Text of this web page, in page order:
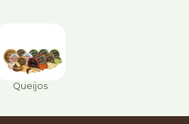
Queijos